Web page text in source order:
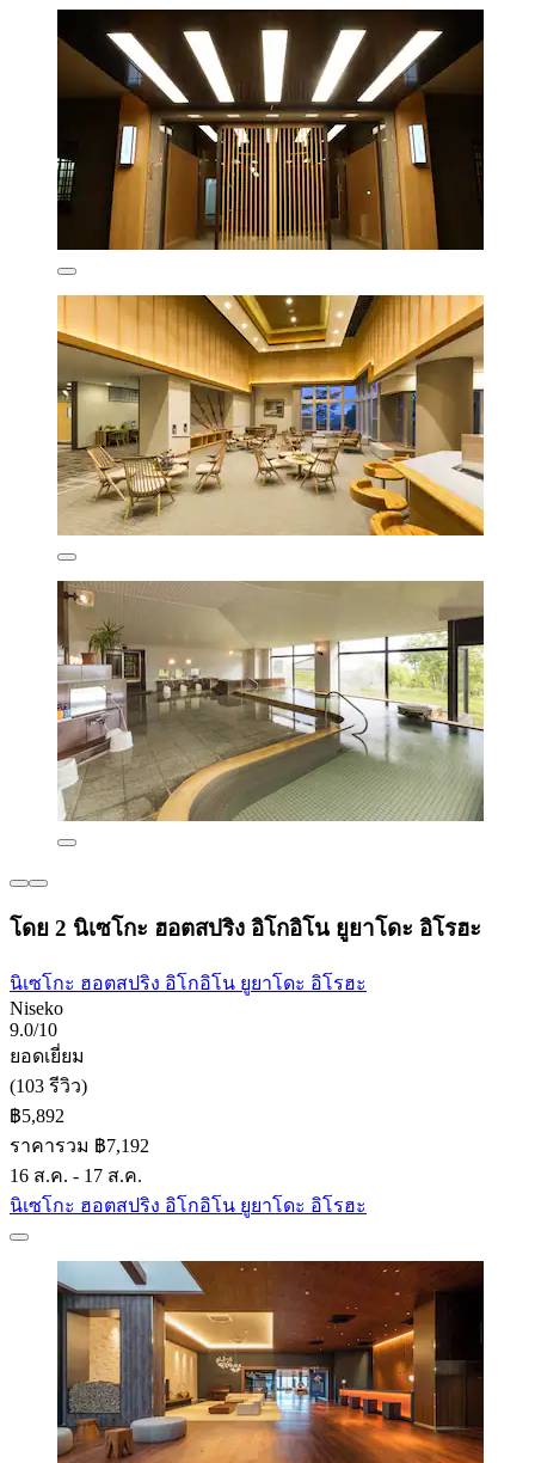
โดย 2 นิเซโกะ ฮอตสปริง อิโกอิโน ยูยาโดะ อิโรฮะ
นิเซโกะ ฮอตสปริง อิโกอิโน ยูยาโดะ อิโรฮะ
Niseko
9.0/10
ยอดเยี่ยม
(103 รีวิว)
฿5,892
ราคารวม ฿7,192
16 ส.ค. - 17 ส.ค.
นิเซโกะ ฮอตสปริง อิโกอิโน ยูยาโดะ อิโรฮะ